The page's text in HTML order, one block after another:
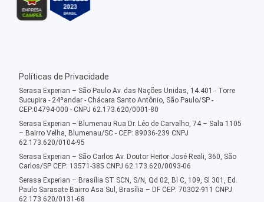
Políticas de Privacidade
Serasa Experian – São Paulo Av. das Nações Unidas, 14.401 - Torre
Sucupira - 24ºandar - Chácara Santo Antônio, São Paulo/SP -
CEP:04794-000 - CNPJ 62.173.620/0001-80
Serasa Experian – Blumenau Rua Dr. Léo de Carvalho, 74 – Sala 1105
– Bairro Velha, Blumenau/SC - CEP: 89036-239 CNPJ
62.173.620/0104-95
Serasa Experian – São Carlos Av. Doutor Heitor José Reali, 360, São
Carlos/SP CEP: 13571-385 CNPJ 62.173.620/0093-06
Serasa Experian – Brasília ST SCN, S/N, Qd 02, Bl C, 109, Sl 301, Ed.
Paulo Sarasate Bairro Asa Sul, Brasília – DF CEP: 70302-911 CNPJ
62.173.620/0131-68